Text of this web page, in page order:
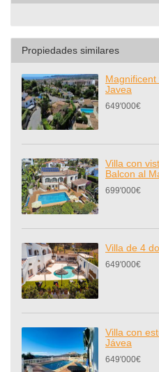
Propiedades similares
Javea
649'000€
Villa con
Balcon al
699'000€
Villa de 4
649'000€
Villa con
Jávea
649'000€